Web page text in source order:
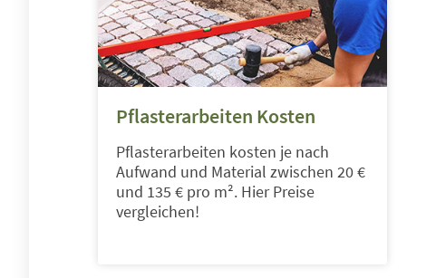
Pflasterarbeiten Kosten
Pflasterarbeiten kosten je nach
Aufwand und Material zwischen 20 €
und 135 € pro m². Hier Preise
vergleichen!